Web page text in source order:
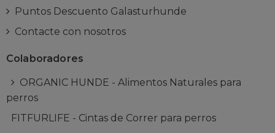
Puntos Descuento Galasturhunde
Contacte con nosotros
Colaboradores
ORGANIC HUNDE - Alimentos Naturales para
perros
FITFURLIFE - Cintas de Correr para perros